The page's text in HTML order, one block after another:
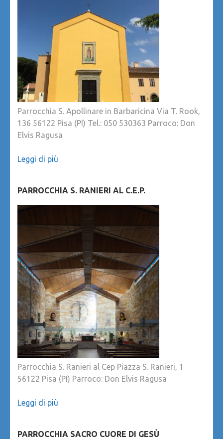
Parrocchia S. Apollinare in Barbaricina Via T. Rook,
136 56122 Pisa (PI) Tel.: 050 530363 Parroco: Don
Elvis Ragusa
Leggi di più
PARROCCHIA S. RANIERI AL C.E.P.
Parrocchia S. Ranieri al Cep Piazza S. Ranieri, 1
56122 Pisa (PI) Parroco: Don Elvis Ragusa
Leggi di più
PARROCCHIA SACRO CUORE DI GESÙ